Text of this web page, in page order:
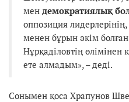
мен демократиялық
оппозиция
менен бұрын әкім
Нұрқаділовтің
ете алмадым», – деді.
Сонымен қоса Храпунов